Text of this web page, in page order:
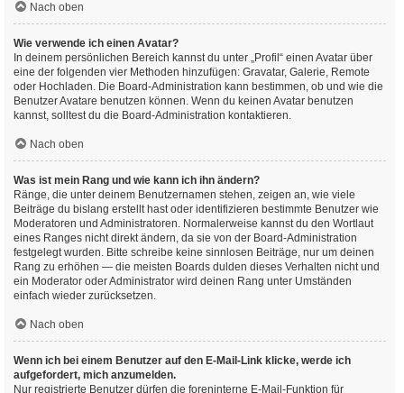
Nach oben
Wie verwende ich einen Avatar?
In deinem persönlichen Bereich kannst du unter „Profil“ einen Avatar über
eine der folgenden vier Methoden hinzufügen: Gravatar, Galerie, Remote
oder Hochladen. Die Board-Administration kann bestimmen, ob und wie die
Benutzer Avatare benutzen können. Wenn du keinen Avatar benutzen
kannst, solltest du die Board-Administration kontaktieren.
Nach oben
Was ist mein Rang und wie kann ich ihn ändern?
Ränge, die unter deinem Benutzernamen stehen, zeigen an, wie viele
Beiträge du bislang erstellt hast oder identifizieren bestimmte Benutzer wie
Moderatoren und Administratoren. Normalerweise kannst du den Wortlaut
eines Ranges nicht direkt ändern, da sie von der Board-Administration
festgelegt wurden. Bitte schreibe keine sinnlosen Beiträge, nur um deinen
Rang zu erhöhen — die meisten Boards dulden dieses Verhalten nicht und
ein Moderator oder Administrator wird deinen Rang unter Umständen
einfach wieder zurücksetzen.
Nach oben
Wenn ich bei einem Benutzer auf den E-Mail-Link klicke, werde ich
aufgefordert, mich anzumelden.
Nur registrierte Benutzer dürfen die foreninterne E-Mail-Funktion für